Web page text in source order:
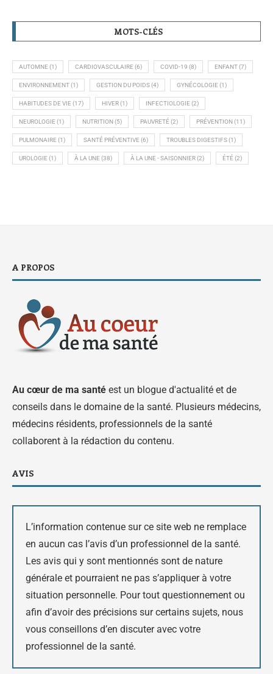
MOTS-CLÉS
AUTOMNE (1) CARDIOVASCULAIRE (6) COVID-19 (8) ENFANT(7)
ENVIRONNEMENT(1) GESTION DU POIDS(4) GYNÉCOLOGIE (1)
HABITUDES DE VIE (17) HIVER(1) INFECTIOLOGIE (2)
NEUROLOGIE (1) NUTRITION(5) PAUVRETÉ (2) PRÉVENTION(11)
PULMONAIRE (1) SANTÉ PRÉVENTIVE (6) TROUBLES DIGESTIFS(1)
UROLOGIE (1) À LA UNE (38) À LA UNE - SAISONNIER(2) ÉTÉ (2)
A PROPOS
Au cœur de ma santé est un blogue d'actualité et de
conseils dans le domaine de la santé. Plusieurs médecins,
médecins résidents, professionnels de la santé
collaborent à la rédaction du contenu.
AVIS
L’information contenue sur ce site web ne remplace
en aucun cas l’avis d’un professionnel de la santé.
Les avis qui y sont mentionnés sont de nature
générale et pourraient ne pas s’appliquer à votre
situation personnelle. Pour tout questionnement ou
afin d’avoir des précisions sur certains sujets, nous
vous conseillons d’en discuter avec votre
professionnel de la santé.